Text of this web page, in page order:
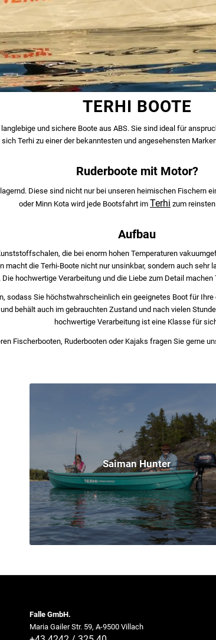
TERHI BOOTE
und sichere Boote aus ABS. Sie sind ideal für
Terhi zu einer der bekanntesten und angesehensten
Ruderboote mit Motor?
Diese sind nicht nur bei unseren heimischen Fischern
oder Minn Kota wird jede Bootsfahrt im Terhi zum
Aufbau
die bei enorm hohen Temperaturen
die Terhi-Boote nicht nur unsinkbar, sondern auch
hochwertige Verarbeitung und die Liebe zum Detail
sodass Sie höchstwahrscheinlich ein geeignetes Boot für
behält auch im gebrauchten Zustand und nach vielen
hochwertige Verarbeitung ist eine Klasse für
Fischerbooten, Ruderbooten oder Kajaks fragen Sie gerne
Saiman Hunter
Falle GmbH.
Maria Gailer Str. 59, A-9500 Villach